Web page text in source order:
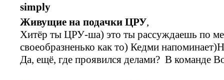
simply
Живущие на подачки ЦРУ,
Хитёр ты ЦРУ-ша) это ты рассуждаешь по
своеобразненько как то) Кедми
Да, ещё, где проявился делами? В команде